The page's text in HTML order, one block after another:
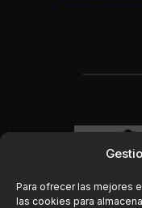
Para ofrecer las mejores
las cookies para